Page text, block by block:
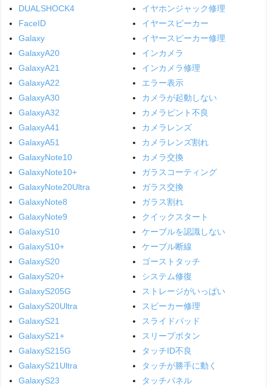
DUALSHOCK4
FaceID
Galaxy
GalaxyA20
GalaxyA21
GalaxyA22
GalaxyA30
GalaxyA32
GalaxyA41
GalaxyA51
GalaxyNote10
GalaxyNote10+
GalaxyNote20Ultra
GalaxyNote8
GalaxyNote9
GalaxyS10
GalaxyS10+
GalaxyS20
GalaxyS20+
GalaxyS205G
GalaxyS20Ultra
GalaxyS21
GalaxyS21+
GalaxyS215G
GalaxyS21Ultra
GalaxyS23
イヤホンジャック修理
イヤースピーカー
イヤースピーカー修理
インカメラ
インカメラ修理
エラー表示
カメラが起動しない
カメラピント不良
カメラレンズ
カメラレンズ割れ
カメラ交換
ガラスコーティング
ガラス交換
ガラス割れ
クイックスタート
ケーブルを認識しない
ケーブル断線
ゴーストタッチ
システム修復
ストレージがいっぱい
スピーカー修理
スライドパッド
スリープボタン
タッチID不良
タッチが勝手に動く
タッチパネル